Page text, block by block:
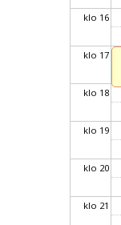
klo 16
klo 17
klo 18
klo 19
klo 20
klo 21